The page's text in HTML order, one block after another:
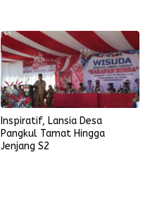
Inspiratif, Lansia Desa
Pangkul Tamat Hingga
Jenjang S2